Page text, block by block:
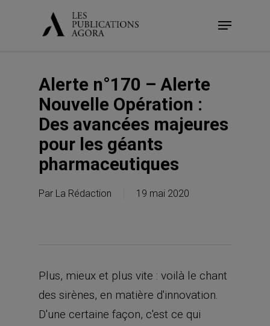
Menu
Alerte n°170 – Alerte
Nouvelle Opération :
Des avancées majeures
pour les géants
pharmaceutiques
Par La Rédaction 19 mai 2020
Plus, mieux et plus vite : voilà le chant
des sirènes, en matière d'innovation.
D'une certaine façon, c'est ce qui